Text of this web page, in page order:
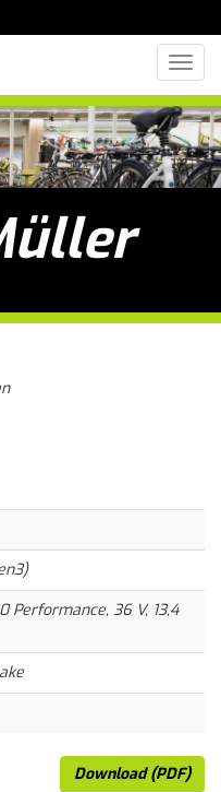
Performance, 36 V, 13,4
Download (PDF)